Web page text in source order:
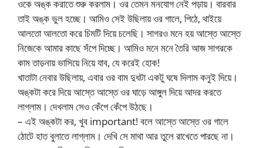
ওকে অঙ্ক করাতে শুরু করলাম। ওর তেমন মনযোগ নেই পড়ায়। বারবার
তাই অঙ্ক ভুল হচ্ছে। আমিও সেই উছিলায় ওর গালে, পিঠে, থাইয়ে
আলতো আলতো করে চিমটি দিয়ে চলেছি। সাগরও মনে হয় আস্তে আস্তে
নিজেকে আমার কাছে সঁপে দিচ্ছে। আমিও মনে মনে তৈরি আজ সাগরকে
কাম তাড়নায় ভাসিয়ে নিয়ে যাব, যে করেই হোক!
খাতাটা নেবার উছিলায়, এবার ওর বাম দুধটা একটু ঘষে দিলাম কনুই দিয়ে।
অঙ্কটা করে দিয়ে আস্তে আস্তে ওর ঘাড়ে আঙ্গুল দিয়ে আদর করতে
লাগ্লাম। দেখলাম সেও কেঁপে কেঁপে উঠছে।
– এই অঙ্কটা কর, খুব important! বলে আস্তে আস্তে ওর গালে
ঠোটে হাত বুলাতে লাগ্লাম। দেখি সে মাথা আর তুলে রাখেতে পারছে না।